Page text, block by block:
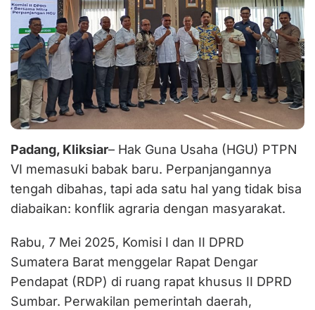
Padang, Kliksiar– Hak Guna Usaha (HGU) PTPN
VI memasuki babak baru. Perpanjangannya
tengah dibahas, tapi ada satu hal yang tidak bisa
diabaikan: konflik agraria dengan masyarakat.
Rabu, 7 Mei 2025, Komisi I dan II DPRD
Sumatera Barat menggelar Rapat Dengar
Pendapat (RDP) di ruang rapat khusus II DPRD
Sumbar. Perwakilan pemerintah daerah,